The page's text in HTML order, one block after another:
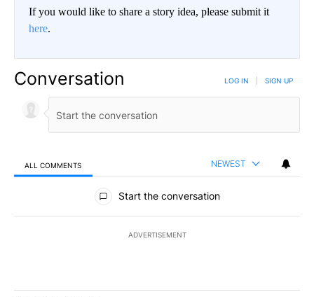
If you would like to share a story idea, please submit it
here.
Conversation LOG IN SIGN UP
ALL COMMENTS NEWEST
All Comments
Start the conversation
ADVERTISEMENT